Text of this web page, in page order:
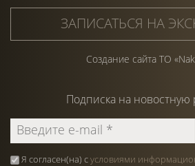
ЗАПИСАТЬСЯ НА
Создание сайта ТО
Подписка на новостную
Я согласен(на) сусловиями